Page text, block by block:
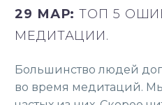
29 МАР:ТОП 5
МЕДИТАЦИИ.
Большинство людей
во время медитаций.